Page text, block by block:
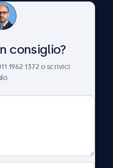
Chi siamo
noi
consiglio?
1962 1372 o scrivici